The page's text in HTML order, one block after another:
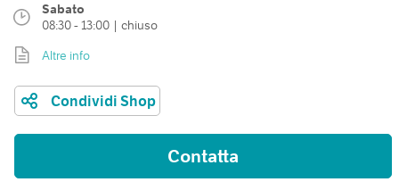
Sabato
08:30 - 13:00 | chiuso
Altre info
Condividi Shop
Contatta